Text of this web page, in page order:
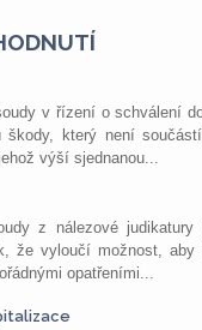
v řízení o schválení
škody, který není
výší sjednanou...
z nálezové judikatury
že vyloučí možnost, aby
opatřeními...